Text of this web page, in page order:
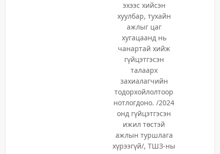
эхээс хийсэн
хуулбар, тухайн
ажлыг цаг
хугацаанд нь
чанартай хийж
гүйцэтгэсэн
талаарх
захиалагчийн
тодорхойлолтоор
нотлогдоно. /2024
онд гүйцэтгэсэн
ижил төстэй
ажлын туршлага
хүрээгүй/, ТШЗ-ны